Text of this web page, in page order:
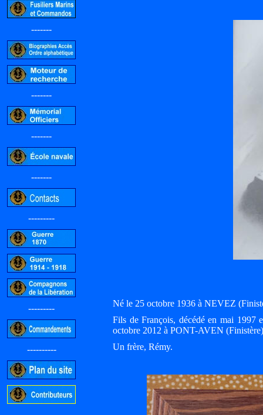
-------
-------
-------
-------
---------
---------
----------
Né le 25 octobre 1936 à NEVEZ
Fils de François, décédé en mai
octobre 2012 à PONT-AVEN (Finistère)
Un frère, Rémy.